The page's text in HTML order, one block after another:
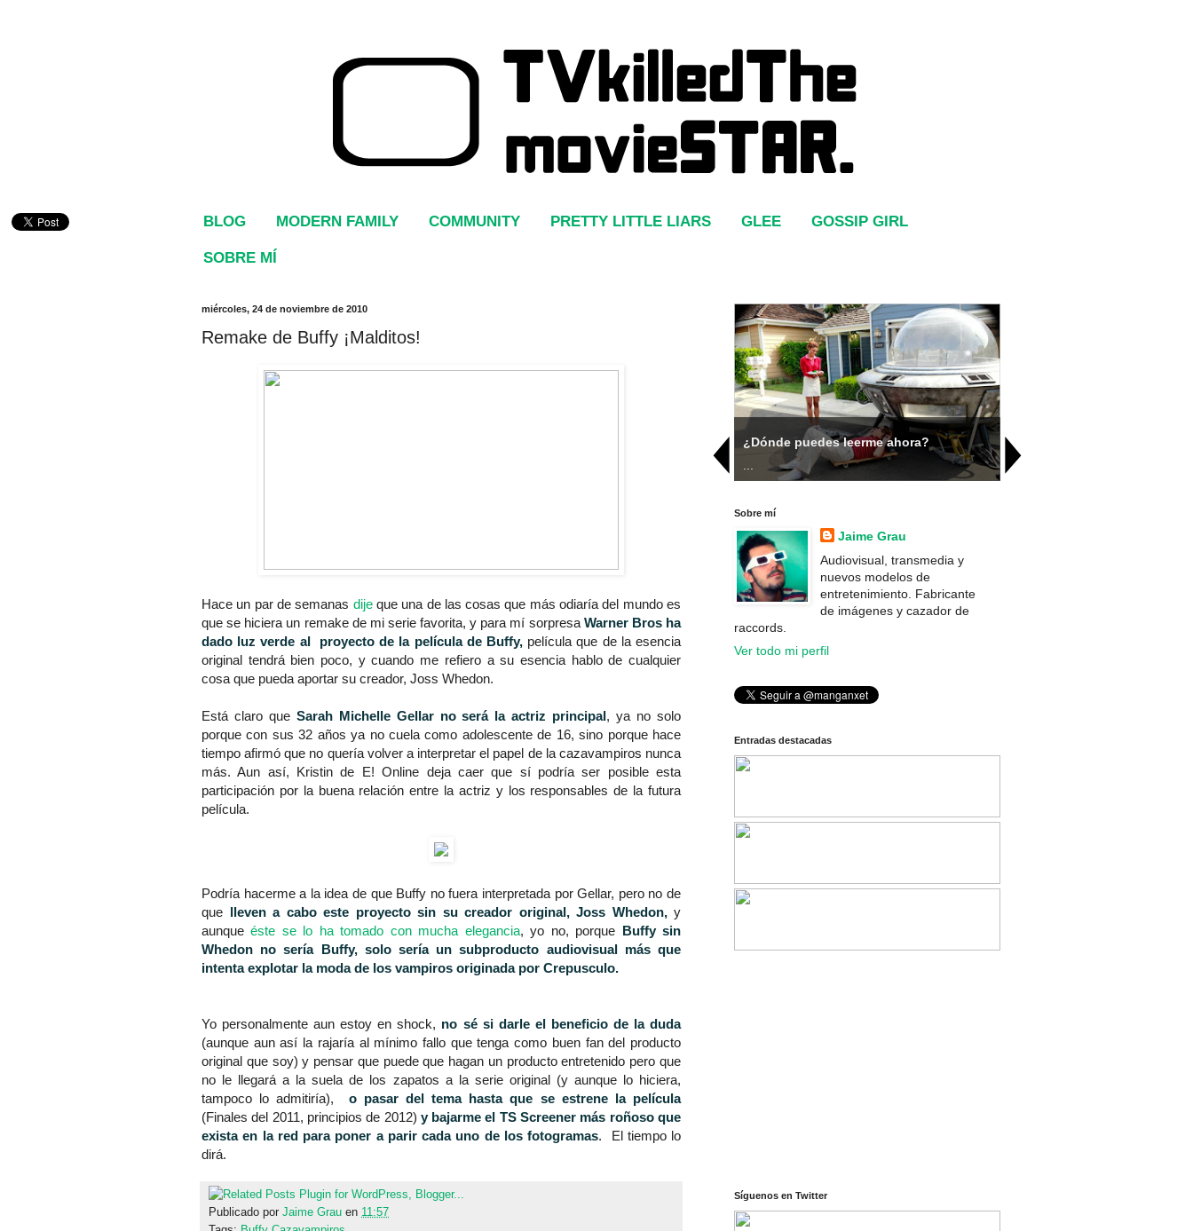
BLOG MODERN FAMILY COMMUNITY PRETTY LITTLE LIARS GLEE GOSSIP GIRL
SOBRE MÍ
miércoles, 24 de noviembre de 2010
Remake de Buffy ¡Malditos!
Hace un par de semanas dijeque una de las cosas que más odiaría del mundo es
que se hiciera un remake de mi serie favorita, y para mí sorpresa Warner Bros ha
dado luz verde al proyecto de la película de Buffy, película que de la esencia
original tendrá bien poco, y cuando me refiero a su esencia hablo de cualquier
cosa que pueda aportar su creador, Joss Whedon.
Está claro que Sarah Michelle Gellar no será la actriz principal, ya no solo
porque con sus 32 años ya no cuela como adolescente de 16, sino porque hace
tiempo afirmó que no quería volver a interpretar el papel de la cazavampiros nunca
más. Aun así, Kristin de E! Online deja caer que sí podría ser posible esta
participación por la buena relación entre la actriz y los responsables de la futura
película.
Podría hacerme a la idea de que Buffy no fuera interpretada por Gellar, pero no de
que lleven a cabo este proyecto sin su creador original, Joss Whedon,y
aunqueéste se lo ha tomado con mucha elegancia, yo no, porque Buffy sin
Whedon no sería Buffy, solo sería un subproducto audiovisual más que
intenta explotar la moda de los vampiros originada por Crepusculo.
Yo personalmente aun estoy en shock, no sé si darle el beneficio de la duda
(aunque aun así la rajaría al mínimo fallo que tenga como buen fan del producto
original que soy) y pensar que puede que hagan un producto entretenido pero que
no le llegará a la suela de los zapatos a la serie original (y aunque lo hiciera,
tampoco lo admitiría), o pasar del tema hasta que se estrene la película
(Finales del 2011, principios de 2012) y bajarme el TS Screener más roñoso que
exista en la red para poner a parir cada uno de los fotogramas. El tiempo lo
dirá.
Publicado por Jaime Grau en 11:57
¿Dónde puedes leerme ahora?
estrenado The CW en toda
...
Sobre mí
Jaime Grau
Audiovisual, transmedia y
nuevos modelos de
entretenimiento. Fabricante
de imágenes y cazador de
raccords.
Ver todo mi perfil
Entradas destacadas
Síguenos en Twitter